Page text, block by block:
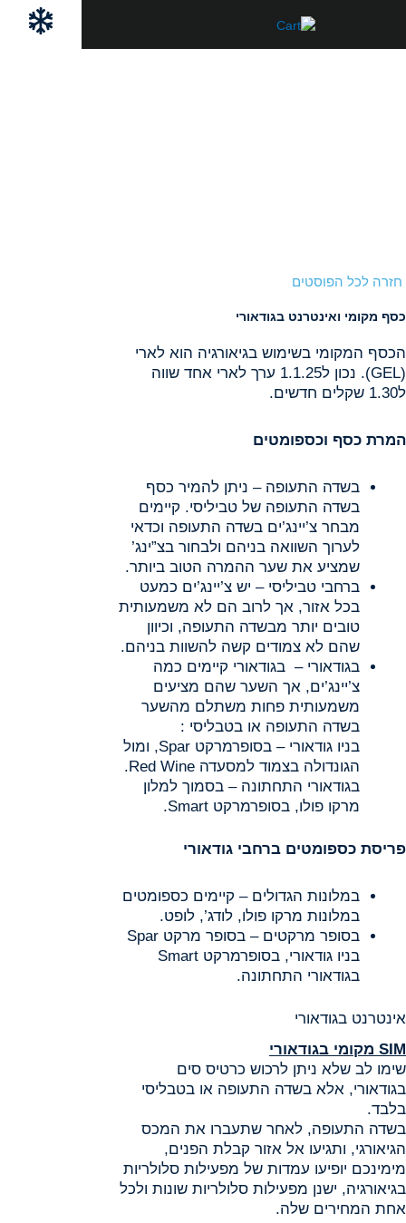
חזרה לכל הפוסטים
כסף מקומי ואינטרנט בגודאורי
הכסף המקומי בשימוש בגיאורגיה הוא לארי
(GEL). נכון ל1.1.25 ערך לארי אחד שווה
ל1.30 שקלים חדשים.
המרת כסף וכספומטים
בשדה התעופה – ניתן להמיר כסף
בשדה התעופה של טביליסי. קיימים
מבחר צ’יינג’ים בשדה התעופה וכדאי
לערוך השוואה בניהם ולבחור בצ”ינג’
שמציע את שער ההמרה הטוב ביותר.
ברחבי טביליסי – יש צ’יינג’ים כמעט
בכל אזור, אך לרוב הם לא משמעותית
טובים יותר מבשדה התעופה, וכיוון
שהם לא צמודים קשה להשוות בניהם.
בגודאורי – בגודאורי קיימים כמה
צ’יינג’ים, אך השער שהם מציעים
משמעותית פחות משתלם מהשער
בשדה התעופה או בטבליסי :
בניו גודאורי – בסופרמרקט Spar, ומול
הגונדולה בצמוד למסעדה Red Wine.
בגודאורי התחתונה – בסמוך למלון
מרקו פולו, בסופרמרקט Smart.
​פריסת כספומטים ברחבי גודאורי
במלונות הגדולים – קיימים כספומטים
במלונות מרקו פולו, לודג’, לופט.
בסופר מרקטים – בסופר מרקט Spar
בניו גודאורי, בסופרמרקט Smart
בגודאורי התחתונה.
אינטרנט בגודאורי
SIM מקומי בגודאורי
שימו לב שלא ניתן לרכוש כרטיס סים
בגודאורי, אלא בשדה התעופה או בטבליסי
בלבד.
בשדה התעופה, לאחר שתעברו את המכס
הגיאורגי, ותגיעו אל אזור קבלת הפנים,
מימינכם יופיעו עמדות של מפעילות סלולריות
בגיאורגיה, ישנן מפעילות סלולריות שונות ולכל
אחת המחירים שלה.